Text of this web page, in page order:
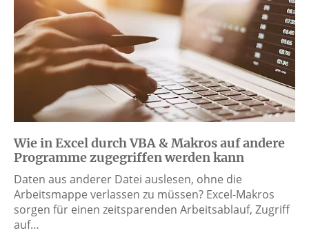
Wie in Excel durch VBA & Makros auf andere
Programme zugegriffen werden kann
Daten aus anderer Datei auslesen, ohne die
Arbeitsmappe verlassen zu müssen? Excel-Makros
sorgen für einen zeitsparenden Arbeitsablauf, Zugriff
auf…